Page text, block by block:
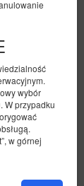
wybór
W przypadku
w górnej